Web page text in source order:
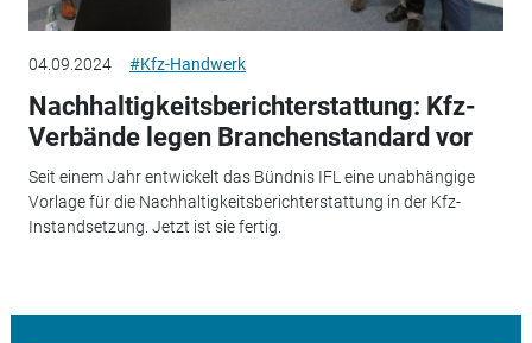
04.09.2024 #Kfz-Handwerk
Nachhaltigkeitsberichterstattung: Kfz-
Verbände legen Branchenstandard vor
Seit einem Jahr entwickelt das Bündnis IFL eine unabhängige
Vorlage für die Nachhaltigkeitsberichterstattung in der Kfz-
Instandsetzung. Jetzt ist sie fertig.